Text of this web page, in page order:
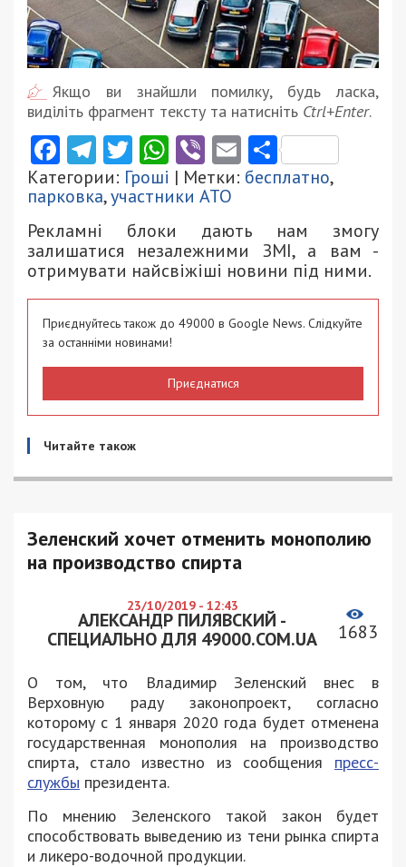
Якщо ви знайшли помилку, будь ласка,
виділіть фрагмент тексту та натисніть Ctrl+Enter.
Facebook
Telegram
Twitter
WhatsApp
ViberEmail
Категории: Гроші | Метки: бесплатно,
парковка,участники АТО
Рекламні блоки дають нам змогу
залишатися незалежними ЗМІ, а вам -
отримувати найсвіжіші новини під ними.
Приєднуйтесь також до 49000 в Google News. Слідкуйте
за останніми новинами!
Приєднатися
Читайте також
Зеленский хочет отменить монополию
на производство спирта
23/10/2019 - 12:43
АЛЕКСАНДР ПИЛЯВСКИЙ -
СПЕЦИАЛЬНО ДЛЯ 49000.COM.UA
1683
О том, что Владимир Зеленский внес в
Верховную раду законопроект, согласно
которому с 1 января 2020 года будет отменена
государственная монополия на производство
спирта, стало известно из сообщения пресс-
службы президента.
По мнению Зеленского такой закон будет
способствовать выведению из тени рынка спирта
и ликеро-водочной продукции.